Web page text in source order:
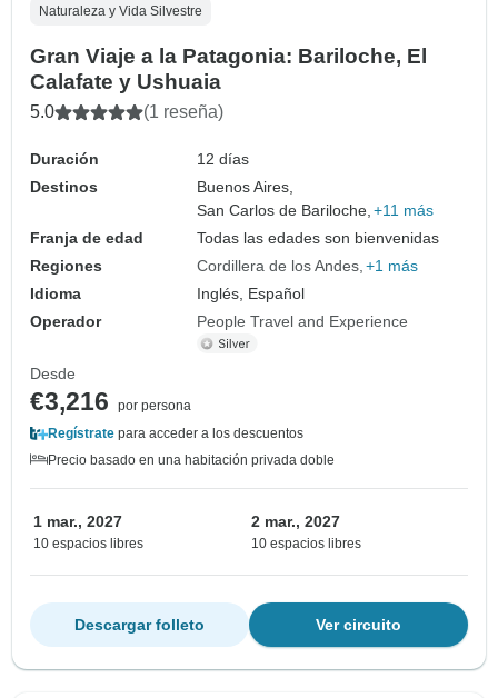
Naturaleza y Vida Silvestre
Gran Viaje a la Patagonia: Bariloche, El
Calafate y Ushuaia
5.0 (1 reseña)
Duración
12 días
Destinos
Buenos Aires,
San Carlos de Bariloche, +11 más
Franja de edad
Todas las edades son bienvenidas
Regiones
Cordillera de los Andes +1 más
Idioma
Inglés, Español
Operador
People Travel and Experience
Desde
€3,216
por persona
Regístrate para acceder a los descuentos
Precio basado en una habitación privada doble
1 mar., 2027
10 espacios libres
2 mar., 2027
10 espacios libres
Ver circuito
Descargar folleto